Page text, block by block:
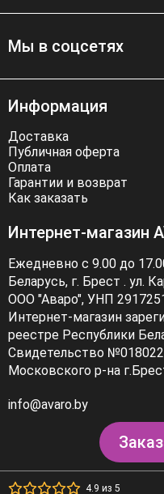
Мы в соцсетях
Информация
Доставка
Публичная оферта
Оплата
Гарантии и возврат
Как заказать
Интернет-магазин
Ежедневно с 9.00 до
Беларусь, г. Брест . ул.
ООО "Аваро", УНП
Интернет-магазин
реестре Республики
Свидетельство
Московского р-на
info@avaro.by
4.9 из 5